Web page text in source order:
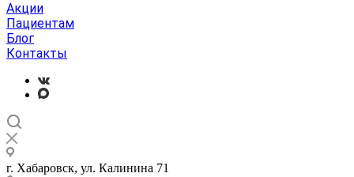
Акции
Пациентам
Блог
Контакты
г. Хабаровск, ул. Калинина 71